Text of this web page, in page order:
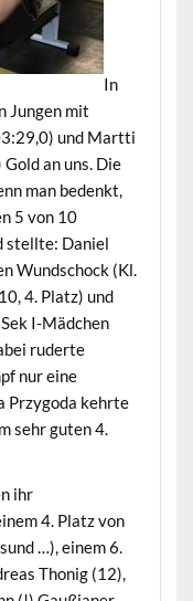
In
Jungen mit
und Martti
an uns. Die
man bedenkt,
5 von 10
stellte: Daniel
Wundschock (Kl.
4. Platz) und
I-Mädchen
ruderte
nur eine
Przygoda kehrte
sehr guten 4.
ihr
4. Platz von
…), einem 6.
Thonig (12),